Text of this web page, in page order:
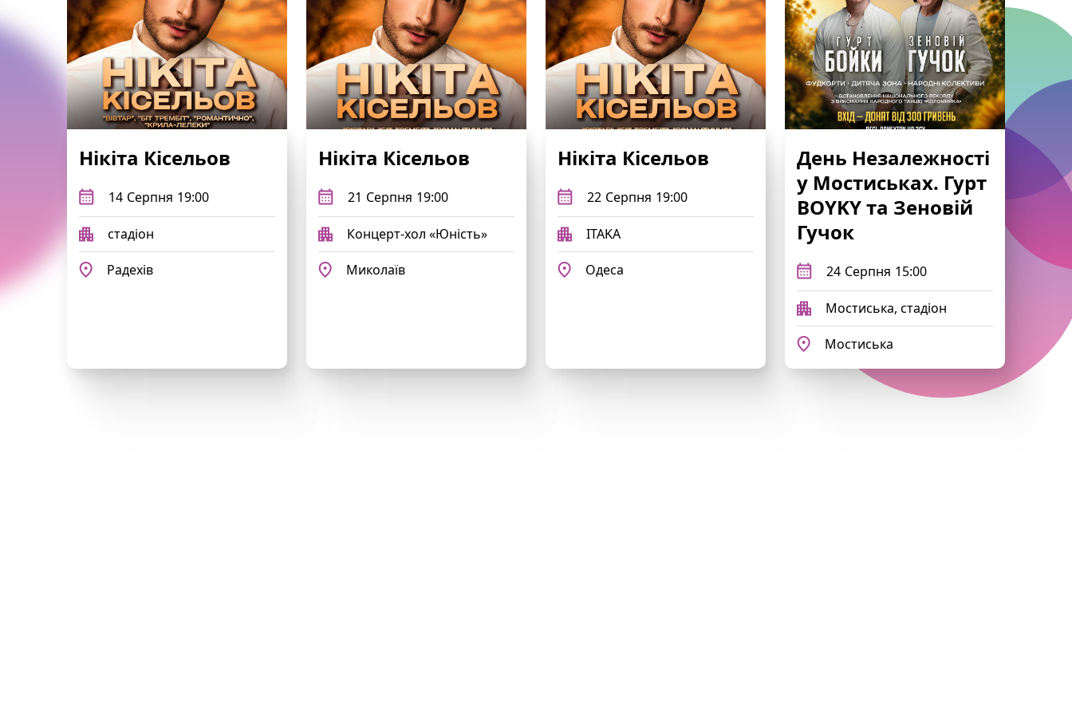
Нікіта Кісельов
14 Серпня 19:00
стадіон
Радехів
Нікіта Кісельов
21 Серпня 19:00
Концерт-хол «Юність»
Миколаїв
Нікіта Кісельов
22 Серпня 19:00
ITAKA
Одеса
День Незалежності
у Мостиськах. Гурт
BOYKY та Зеновій
Гучок
24 Серпня 15:00
Мостиська, стадіон
Мостиська